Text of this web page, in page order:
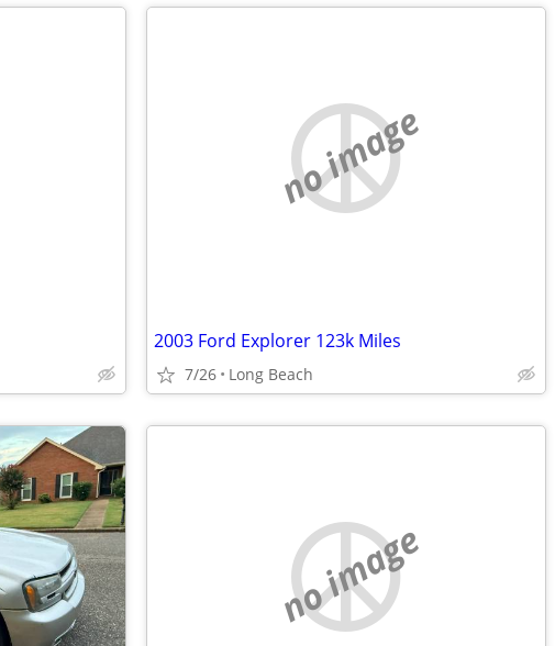
no image
2003 Ford Explorer 123k Miles
7/26 Long Beach
no image